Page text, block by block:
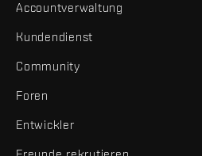
Accountverwaltung
Kundendienst
Community
Foren
Entwickler